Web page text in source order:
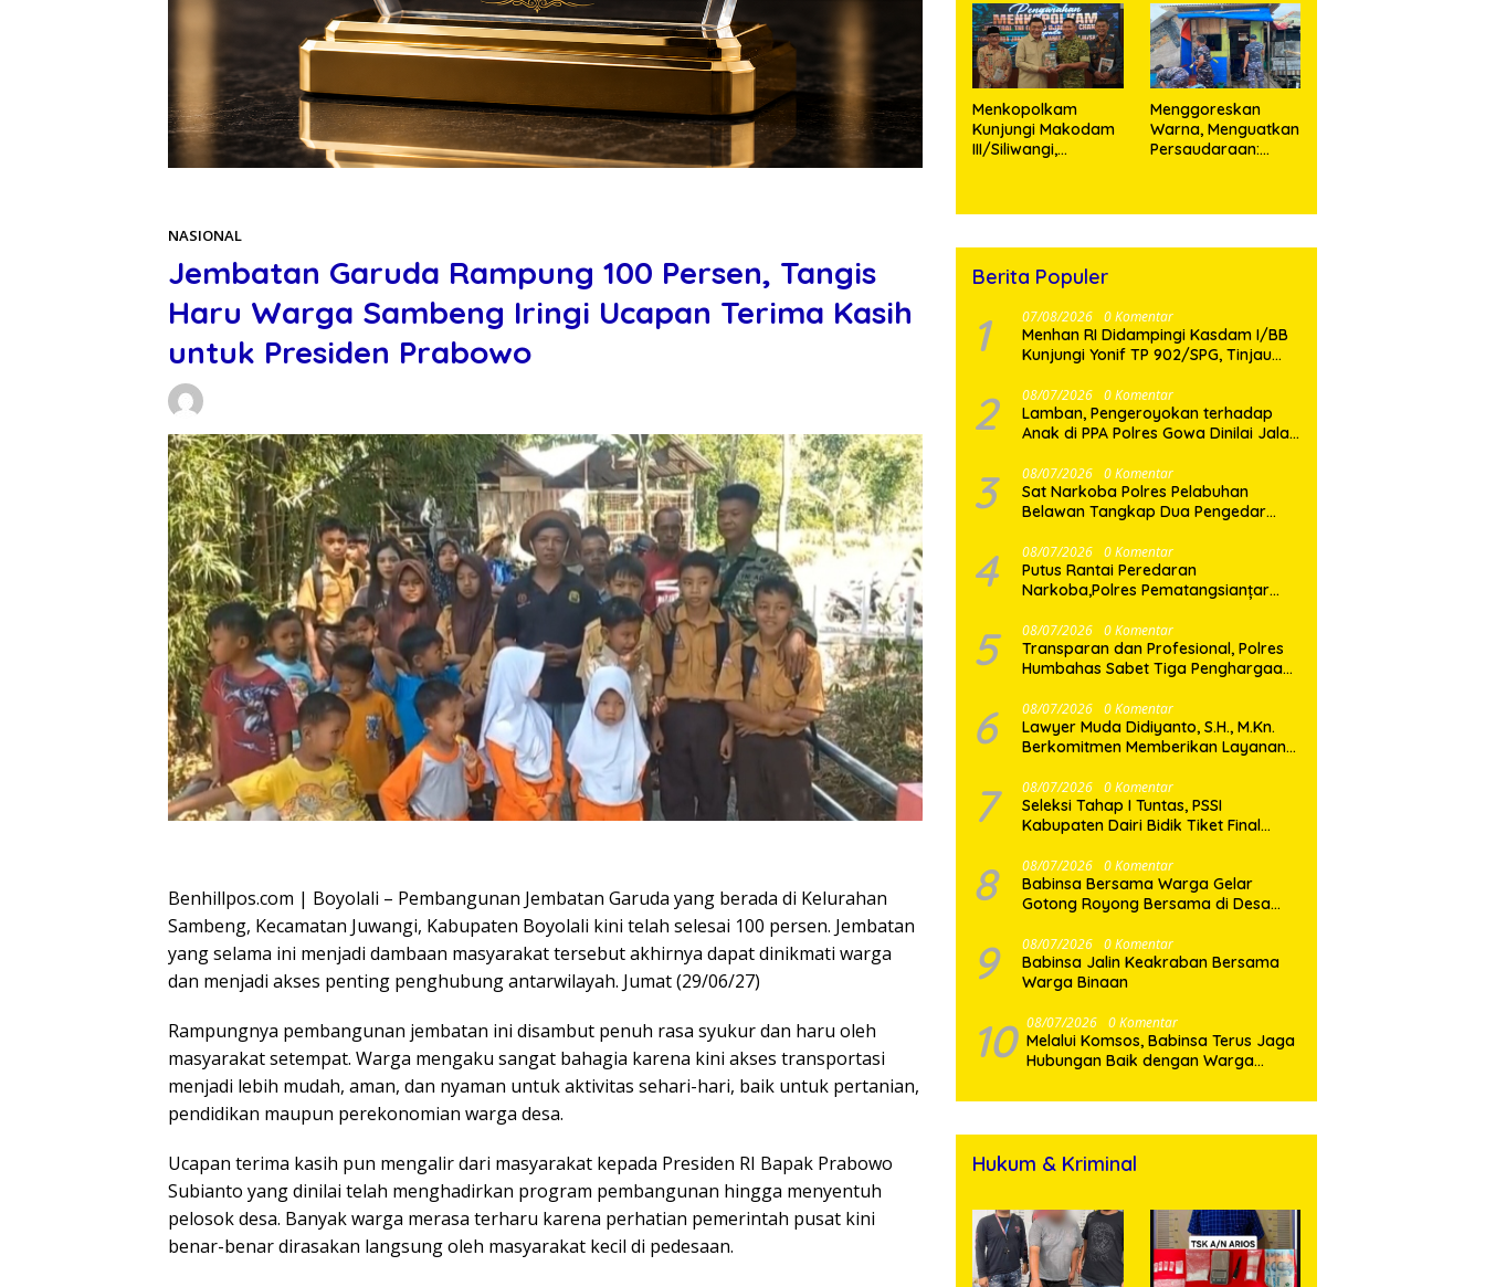
NASIONAL
Jembatan Garuda Rampung 100 Persen, Tangis
Haru Warga Sambeng Iringi Ucapan Terima Kasih
untuk Presiden Prabowo
Benhillpos.com | Boyolali – Pembangunan Jembatan Garuda yang berada di Kelurahan
Sambeng, Kecamatan Juwangi, Kabupaten Boyolali kini telah selesai 100 persen. Jembatan
yang selama ini menjadi dambaan masyarakat tersebut akhirnya dapat dinikmati warga
dan menjadi akses penting penghubung antarwilayah. Jumat (29/06/27)
Rampungnya pembangunan jembatan ini disambut penuh rasa syukur dan haru oleh
masyarakat setempat. Warga mengaku sangat bahagia karena kini akses transportasi
menjadi lebih mudah, aman, dan nyaman untuk aktivitas sehari-hari, baik untuk pertanian,
pendidikan maupun perekonomian warga desa.
Ucapan terima kasih pun mengalir dari masyarakat kepada Presiden RI Bapak Prabowo
Subianto yang dinilai telah menghadirkan program pembangunan hingga menyentuh
pelosok desa. Banyak warga merasa terharu karena perhatian pemerintah pusat kini
benar-benar dirasakan langsung oleh masyarakat kecil di pedesaan.
Menkopolkam
Kunjungi Makodam
III/Siliwangi,
‎Menggoreskan
Warna, Menguatkan
Persaudaraan:
Berita Populer
1 07/08/2026 0 Komentar
Menhan RI Didampingi Kasdam I/BB
Kunjungi Yonif TP 902/SPG, Tinjau
2 08/07/2026 0 Komentar
Lamban, Pengeroyokan terhadap
Anak di PPA Polres Gowa Dinilai Jalan
3 08/07/2026 0 Komentar
Sat Narkoba Polres Pelabuhan
Belawan Tangkap Dua Pengedar
4 08/07/2026 0 Komentar
Putus Rantai Peredaran
Narkoba,Polres Pematangsianțar
5 08/07/2026 0 Komentar
Transparan dan Profesional, Polres
Humbahas Sabet Tiga Penghargaan
6 08/07/2026 0 Komentar
Lawyer Muda Didiyanto, S.H., M.Kn.
Berkomitmen Memberikan Layanan
Pada Keadilan
7 08/07/2026 0 Komentar
Seleksi Tahap I Tuntas, PSSI
Kabupaten Dairi Bidik Tiket Final
8 08/07/2026 0 Komentar
Babinsa Bersama Warga Gelar
Gotong Royong Bersama di Desa
9 08/07/2026 0 Komentar
Babinsa Jalin Keakraban Bersama
Warga Binaan
10 08/07/2026 0 Komentar
Melalui Komsos, Babinsa Terus Jaga
Hubungan Baik dengan Warga
Hukum & Kriminal